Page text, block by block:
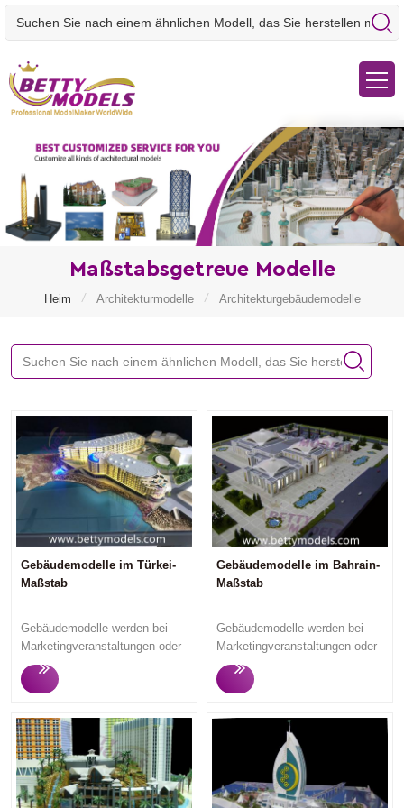
Maßstabsgetreue Modelle
Heim / Architekturmodelle / Architekturgebäudemodelle
Gebäudemodelle im Türkei-
Maßstab
Gebäudemodelle werden bei
Marketingveranstaltungen oder
zur Ausstellung im
Immobilienverkaufsbüro
Immobilienkäufer und
Investoren anzulocken, da die
Betrachter beim Betrachten der
Gebäudemodelle verstehen
können, was sie kaufen
Gebäudemodelle im Bahrain-
Maßstab
Gebäudemodelle werden bei
Marketingveranstaltungen oder
zur Ausstellung im
Immobilienverkaufsbüro
Immobilienkäufer und
Investoren anzulocken, da die
Betrachter beim Betrachten der
Gebäudemodelle verstehen
können, was sie kaufen